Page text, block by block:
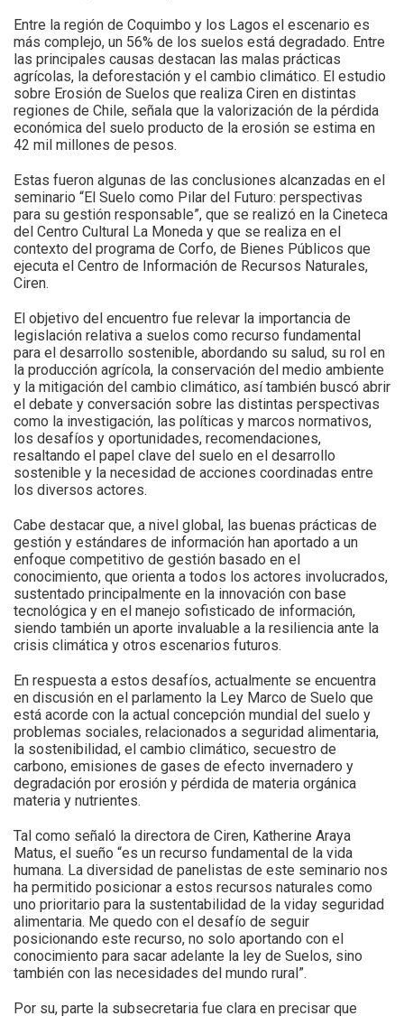
Entre la región de Coquimbo y los Lagos el escenario es
más complejo, un 56% de los suelos está degradado. Entre
las principales causas destacan las malas prácticas
agrícolas, la deforestación y el cambio climático. El estudio
sobre Erosión de Suelos que realiza Ciren en distintas
regiones de Chile, señala que la valorización de la pérdida
económica del suelo producto de la erosión se estima en
42 mil millones de pesos.
Estas fueron algunas de las conclusiones alcanzadas en el
seminario “El Suelo como Pilar del Futuro: perspectivas
para su gestión responsable”, que se realizó en la Cineteca
del Centro Cultural La Moneda y que se realiza en el
contexto del programa de Corfo, de Bienes Públicos que
ejecuta el Centro de Información de Recursos Naturales,
Ciren.
El objetivo del encuentro fue relevar la importancia de
legislación relativa a suelos como recurso fundamental
para el desarrollo sostenible, abordando su salud, su rol en
la producción agrícola, la conservación del medio ambiente
y la mitigación del cambio climático, así también buscó abrir
el debate y conversación sobre las distintas perspectivas
como la investigación, las políticas y marcos normativos,
los desafíos y oportunidades, recomendaciones,
resaltando el papel clave del suelo en el desarrollo
sostenible y la necesidad de acciones coordinadas entre
los diversos actores.
Cabe destacar que, a nivel global, las buenas prácticas de
gestión y estándares de información han aportado a un
enfoque competitivo de gestión basado en el
conocimiento, que orienta a todos los actores involucrados,
sustentado principalmente en la innovación con base
tecnológica y en el manejo sofisticado de información,
siendo también un aporte invaluable a la resiliencia ante la
crisis climática y otros escenarios futuros.
En respuesta a estos desafíos, actualmente se encuentra
en discusión en el parlamento la Ley Marco de Suelo que
está acorde con la actual concepción mundial del suelo y
problemas sociales, relacionados a seguridad alimentaria,
la sostenibilidad, el cambio climático, secuestro de
carbono, emisiones de gases de efecto invernadero y
degradación por erosión y pérdida de materia orgánica
materia y nutrientes.
Tal como señaló la directora de Ciren, Katherine Araya
Matus, el sueño “es un recurso fundamental de la vida
humana. La diversidad de panelistas de este seminario nos
ha permitido posicionar a estos recursos naturales como
uno prioritario para la sustentabilidad de la viday seguridad
alimentaria. Me quedo con el desafío de seguir
posicionando este recurso, no solo aportando con el
conocimiento para sacar adelante la ley de Suelos, sino
también con las necesidades del mundo rural”.
Por su, parte la subsecretaria fue clara en precisar que